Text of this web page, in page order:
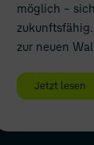
möglich –
zur neuen
Jetzt lesen